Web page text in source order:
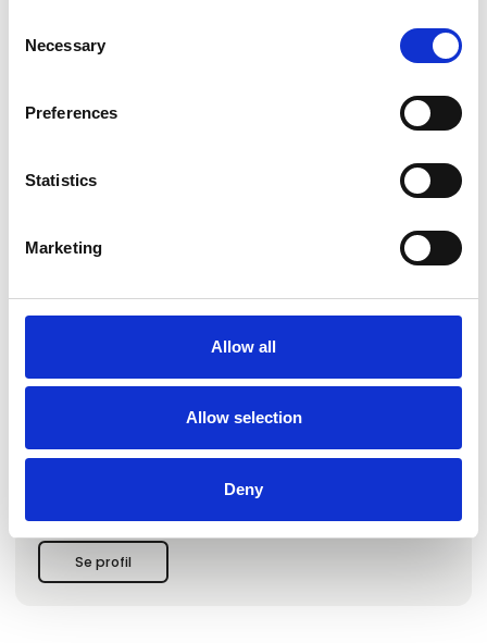
Selection
Necessary
Preferences
Statistics
Marketing
Allow all
Allow selection
Deny
Galerie Moderne Silkeborg
Galerie Moderne Silkeborg er et af Skandinaviens største
og er et af de ældste af sin art i Danmark.
Cobra-bevægelsen siden 1962 og har som eneste galleri i
Galleriet har udstillet på Art Cologne-kunstmessen i Køln
siden 1994 og deltager desuden på Art Herning, samt
I selve galleriet arrangeres 6-8 udstillinger om året og det
G
Se profil